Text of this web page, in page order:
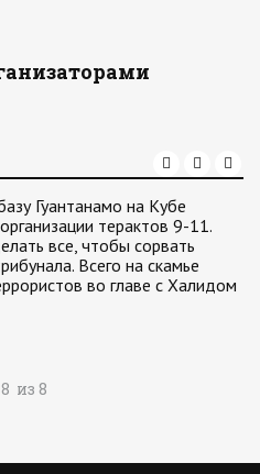
Гуантанамо на Кубе
терактов 9-11.
все, чтобы сорвать
Всего на скамье
во главе с Халидом
из 8